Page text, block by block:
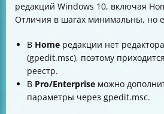
редакций Windows 10, включая
Отличия в шагах минимальны, но
В Home редакции нет
(gpedit.msc), поэтому
реестр.
В Pro/Enterprise можно
параметры через gpedit.msc.